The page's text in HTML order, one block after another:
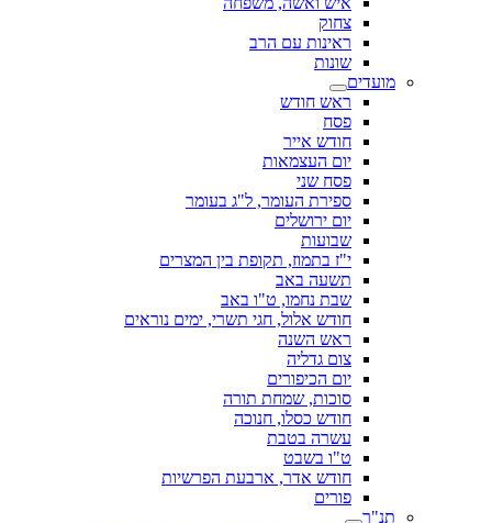
צחוק
ראינות עם הרב
שונות
מועדים
ראש חודש
פסח
חודש אייר
יום העצמאות
פסח שני
ספירת העומר, ל"ג בעומר
יום ירושלים
שבועות
י"ז בתמוז, תקופת בין המצרים
תשעה באב
שבת נחמו, ט"ו באב
חודש אלול, חגי תשרי, ימים נוראים
ראש השנה
צום גדליה
יום הכיפורים
סוכות, שמחת תורה
חודש כסלו, חנוכה
עשרה בטבת
ט"ו בשבט
חודש אדר, ארבעת הפרשיות
פורים
תנ"ך